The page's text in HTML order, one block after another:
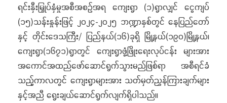
ရင်းနှီးမြှုပ်နှံမှုအစီအစဉ်အရ ကျေးရွာ (၁)ရွာလျှင် ငွေကျပ်
(၁၅)သန်းနှုန်းဖြင့် ၂၀၂၄-၂၀၂၅ ဘဏ္ဍာနှစ်တွင် နေပြည်တော်
နှင့် တိုင်းဒေသကြီး/ ပြည်နယ်(၁၆)ခုရှိ မြို့နယ်(၁၉၀)မြို့နယ်၊
ကျေးရွာ(၁၆၇၁)ရွာတွင် ကျေးရွာဖွံ့ဖြိုးရေးလုပ်ငန်း များအား
အကောင်အထည်ဖော်ဆောင်ရွက်သွားမည်ဖြစ်ရာ အစီရင်ခံ
သည့်ကာလတွင် ကျေးရွာများအား သတ်မှတ်ညွှန်ကြားချက်များ
နှင့်အညီ ရွေးချယ်ဆောင်ရွက်လျက်ရှိပါသည်။